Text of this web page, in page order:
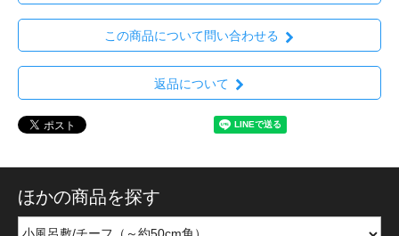
この商品について問い合わせる
返品について
ほかの商品を探す